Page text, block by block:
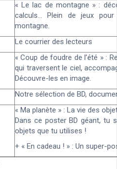
« Le lac de montagne » :
calculs… Plein de jeux
montagne.
Le courrier des lecteurs
« Coup de foudre de l’été » :
qui traversent le ciel,
Découvre-les en image.
Notre sélection de BD,
« Ma planète » : La vie des
Dans ce poster BD géant, tu
objets que tu utilises !
+ « En cadeau ! » : Un super-